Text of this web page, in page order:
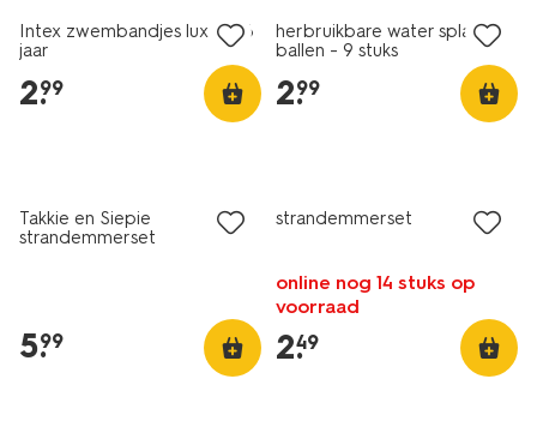
Intex zwembandjes luxe 3-6
jaar
2.
99
herbruikbare water splash
ballen - 9 stuks
2.
99
Takkie en Siepie
strandemmerset
5.
99
strandemmerset
online nog 14 stuks op
voorraad
2.
49